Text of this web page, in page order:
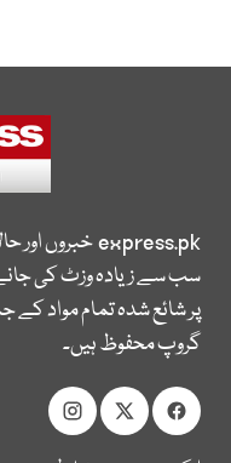
express.pkخبروں اور
سب سے زیادہ وزٹ کی
پر شائع شدہ تمام مواد
گروپ محفوظ ہیں۔